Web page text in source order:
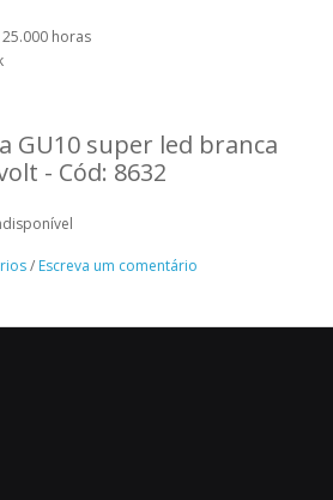
horas
GU10 super led branca
- Cód: 8632
/ Escreva um comentário